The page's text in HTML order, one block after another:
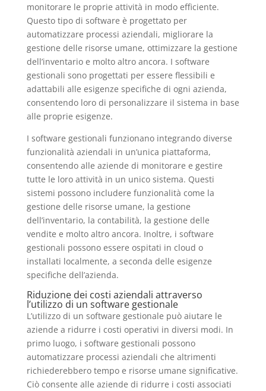
monitorare le proprie attività in modo efficiente.
Questo tipo di software è progettato per
automatizzare processi aziendali, migliorare la
gestione delle risorse umane, ottimizzare la gestione
dell’inventario e molto altro ancora. I software
gestionali sono progettati per essere flessibili e
adattabili alle esigenze specifiche di ogni azienda,
consentendo loro di personalizzare il sistema in base
alle proprie esigenze.
I software gestionali funzionano integrando diverse
funzionalità aziendali in un’unica piattaforma,
consentendo alle aziende di monitorare e gestire
tutte le loro attività in un unico sistema. Questi
sistemi possono includere funzionalità come la
gestione delle risorse umane, la gestione
dell’inventario, la contabilità, la gestione delle
vendite e molto altro ancora. Inoltre, i software
gestionali possono essere ospitati in cloud o
installati localmente, a seconda delle esigenze
specifiche dell’azienda.
Riduzione dei costi aziendali attraverso
l’utilizzo di un software gestionale
L’utilizzo di un software gestionale può aiutare le
aziende a ridurre i costi operativi in diversi modi. In
primo luogo, i software gestionali possono
automatizzare processi aziendali che altrimenti
richiederebbero tempo e risorse umane significative.
Ciò consente alle aziende di ridurre i costi associati